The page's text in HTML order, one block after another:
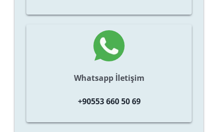
Whatsapp İletişim
+90553 660 50 69